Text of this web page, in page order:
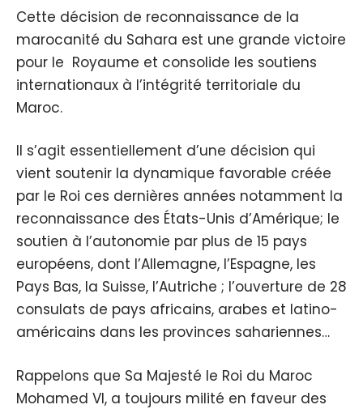
Cette décision de reconnaissance de la
marocanité du Sahara est une grande victoire
pour le Royaume et consolide les soutiens
internationaux à l’intégrité territoriale du
Maroc.
Il s’agit essentiellement d’une décision qui
vient soutenir la dynamique favorable créée
par le Roi ces dernières années notamment la
reconnaissance des États-Unis d’Amérique; le
soutien à l’autonomie par plus de 15 pays
européens, dont l’Allemagne, l’Espagne, les
Pays Bas, la Suisse, l’Autriche ; l’ouverture de 28
consulats de pays africains, arabes et latino-
américains dans les provinces sahariennes…
Rappelons que Sa Majesté le Roi du Maroc
Mohamed VI, a toujours milité en faveur des